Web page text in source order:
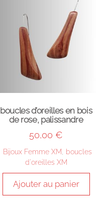
boucles d’oreilles en bois
de rose, palissandre
50,00€
Bijoux Femme XM
boucles
d'oreilles XM
Ajouter au panier